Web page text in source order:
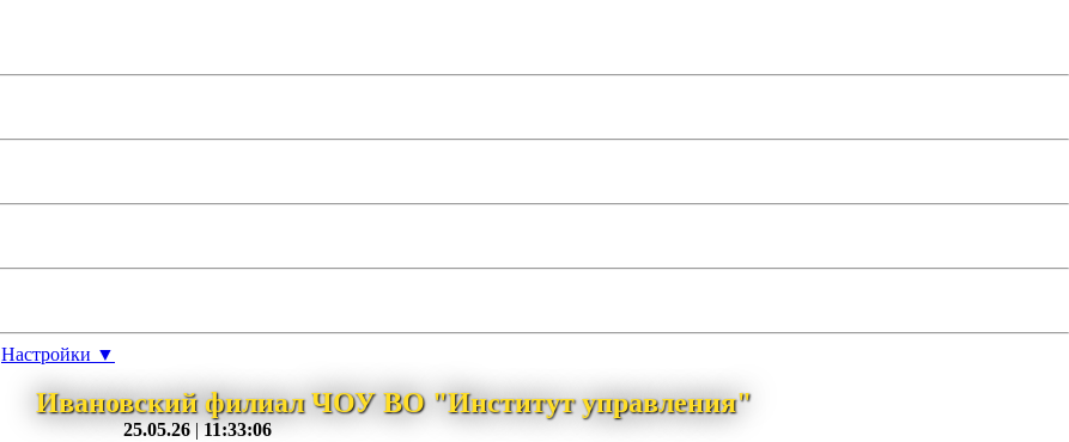
Настройки ▼
Ивановский филиал ЧОУ ВО "Институт управления"
25.05.26 | 11:33:06